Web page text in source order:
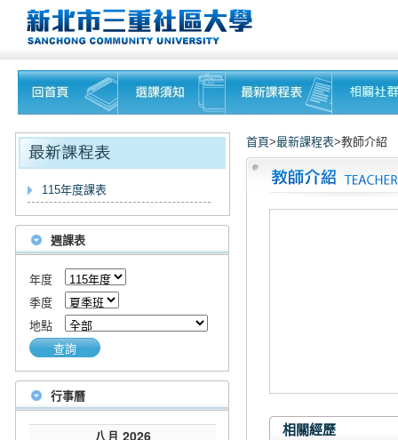
115年度課表
週課表
年度
季度
地點
查詢
行事曆
首頁>最新課程表>教師介紹
相關經歷